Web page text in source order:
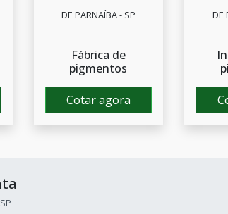
DE PARNAÍBA - SP
Fábrica de
pigmentos
Cotar agora
DE